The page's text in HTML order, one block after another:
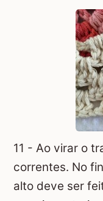
11 - Ao virar o
correntes. No
alto deve ser